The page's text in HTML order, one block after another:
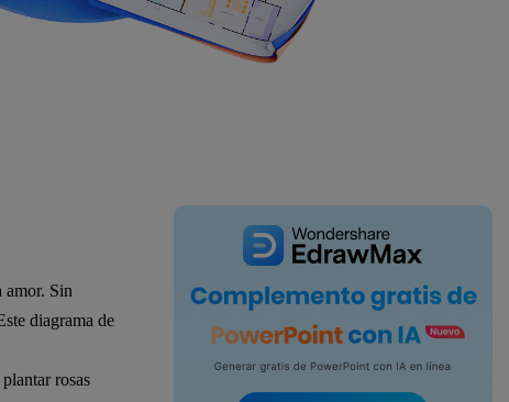
IA de EdrawMind
Creador de IA para
amor. Sin
diagrama de
rosas